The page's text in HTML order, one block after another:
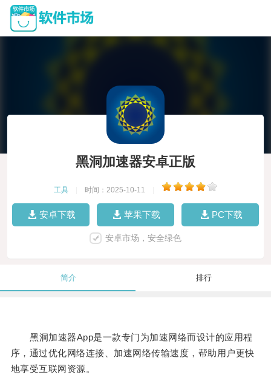
黑洞加速器安卓正版
工具 时间：2025-10-11
安卓下载 苹果下载 PC下载
安卓市场，安全绿色
简介 排行
黑洞加速器App是一款专门为加速网络而设计的应用程
序，通过优化网络连接、加速网络传输速度，帮助用户更快
地享受互联网资源。